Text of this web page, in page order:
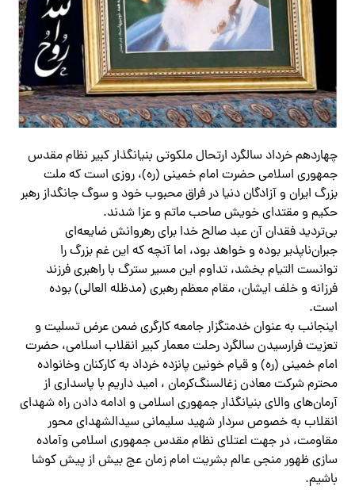
چهاردهم خرداد سالگرد ارتحال ملکوتی بنیانگذار کبیر نظام مقدس
جمهوری اسلامی حضرت امام خمینی (ره)، روزی است که ملت
بزرگ ایران و آزادگان دنیا در فراق محبوب خود و سوگ جانگداز رهبر
حکیم و مقتدای خویش صاحب ماتم و عزا شدند.
بی‌تردید فقدان آن عبد صالح خدا برای رهروانش ضایعه‌ای
جبران‌ناپذیر بوده و خواهد بود، اما آنچه که این غم بزرگ را
توانست التیام بخشد، تداوم این مسیر سترگ با راهبری فرزند
فرزانه و خلف ایشان، مقام معظم رهبری (مدظله العالی) بوده
است.
اینجانب به عنوان خدمتگزار جامعه کارگری ضمن عرض تسلیت و
تعزیت فرارسیدن سالگرد رحلت معمار کبیر انقلاب اسلامی، حضرت
امام خمینی (ره) و قیام خونین پانزده خرداد به کارکنان وخانواده
محترم شرکت معادن زغالسنگ‌کرمان ، امید داریم با پاسداری از
آرمان‌های والای بنیانگذار جمهوری اسلامی و ادامه دادن راه شهدای
انقلاب به خصوص سردار شهید سلیمانی سیدالشهدای محور
مقاومت، در جهت اعتلای نظام مقدس جمهوری اسلامی وآماده
سازی ظهور منجی عالم بشریت امام زمان عج بیش از پیش کوشا
باشیم.